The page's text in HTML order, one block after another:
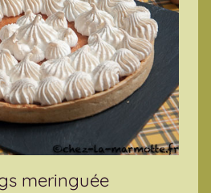
meringuée